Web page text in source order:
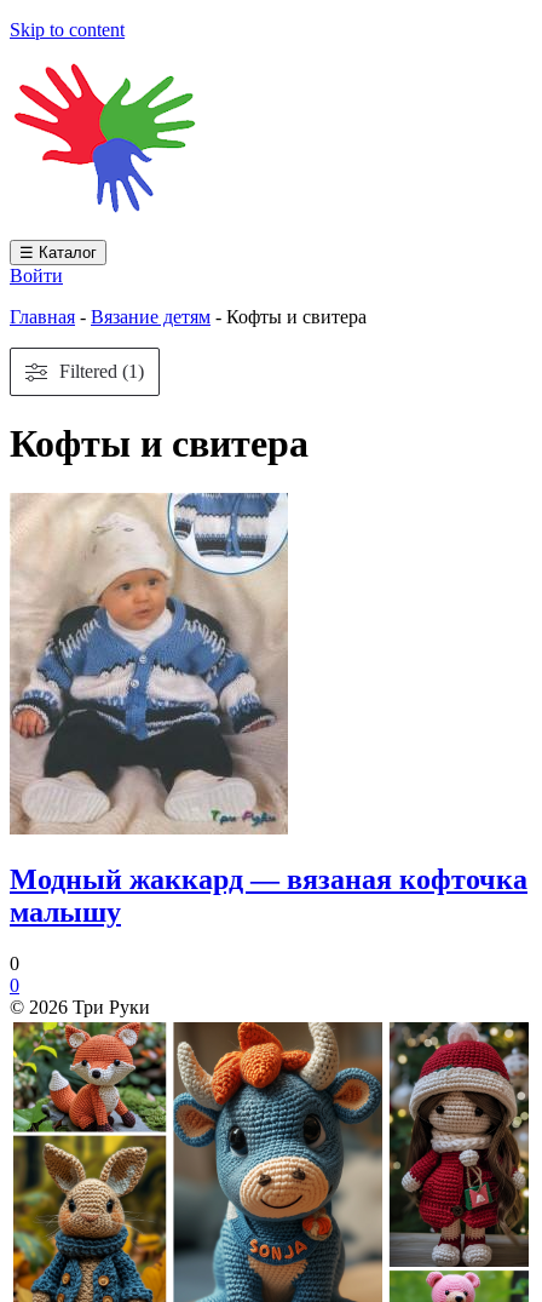
Skip to content
☰ Каталог
Войти
Главная - Вязание детям - Кофты и свитера
Filtered (1)
Кофты и свитера
Модный жаккард — вязаная кофточка
малышу
0
0
© 2026 Три Руки